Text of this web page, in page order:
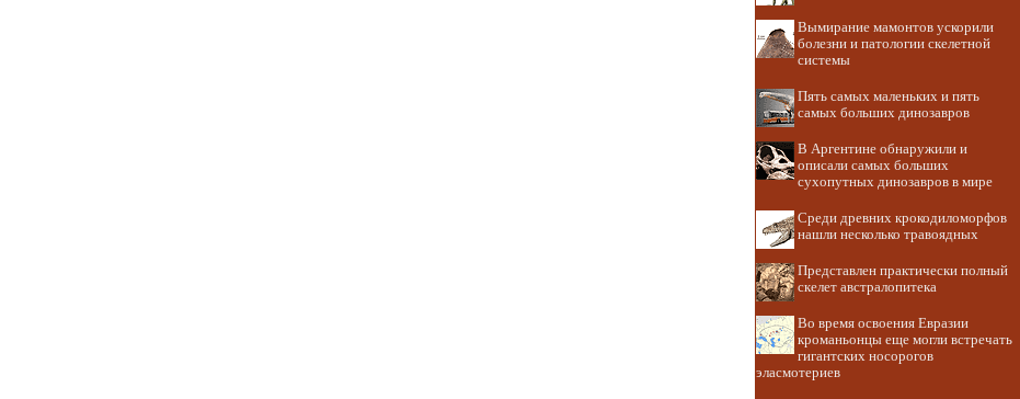
Вымирание мамонтов ускорили
болезни и патологии скелетной
системы
Пять самых маленьких и пять
самых больших динозавров
В Аргентине обнаружили и
описали самых больших
сухопутных динозавров в мире
Среди древних крокодиломорфов
нашли несколько травоядных
Представлен практически полный
скелет австралопитека
Во время освоения Евразии
кроманьонцы еще могли встречать
гигантских носорогов
эласмотериев